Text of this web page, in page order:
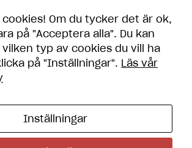
behandlas i enlighet med
.
Om du tycker det är ok,
på "Acceptera alla". Du kan
typ av cookies du vill ha
på "Inställningar". Läs vår
Inställningar
möjligt under
ditt besök.
Om du nekar
dessa
cookies
att försvinna
från
hemsidan.